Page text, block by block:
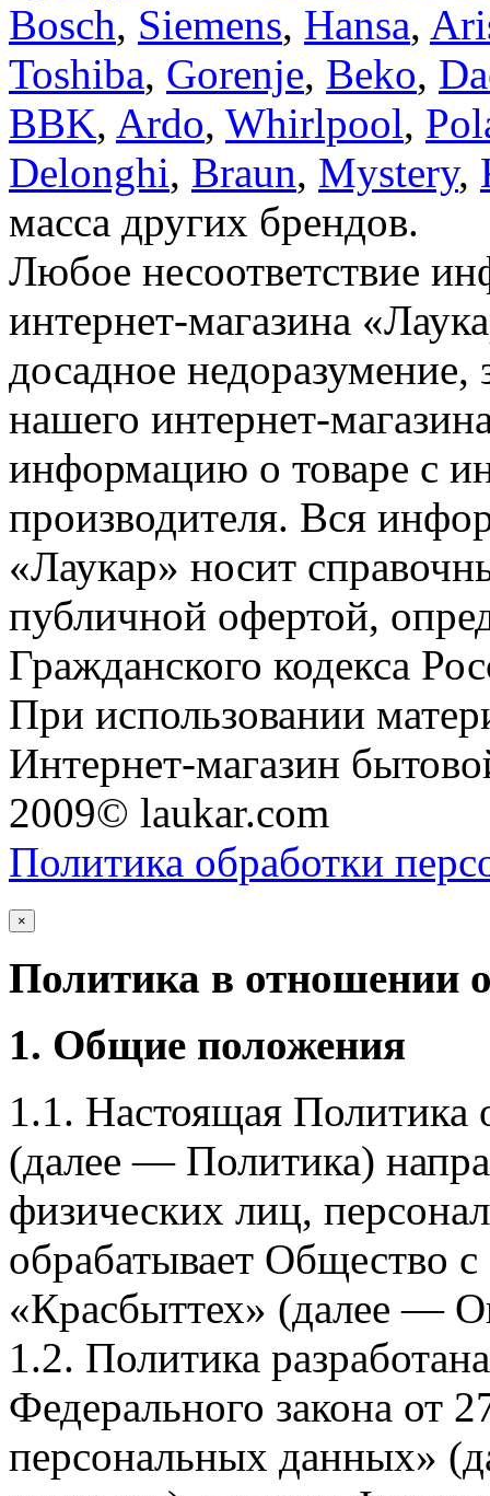
Bosch, Siemens, Hansa,
Toshiba, Gorenje, Beko,
BBK, Ardo, Whirlpool,
Delonghi, Braun, Mystery,
масса других брендов.
Любое несоответствие
интернет-магазина
досадное недоразумение,
нашего интернет-
информацию о товаре с
производителя. Вся
«Лаукар» носит
публичной офертой,
Гражданского кодекса
При использовании
Интернет-магазин
2009© laukar.com
Политика обработки
×
Политика в отношении
1. Общие положения
1.1. Настоящая Политика
(далее — Политика)
физических лиц,
обрабатывает Общество
«Красбыттех» (далее —
1.2. Политика
Федерального закона
персональных данных»